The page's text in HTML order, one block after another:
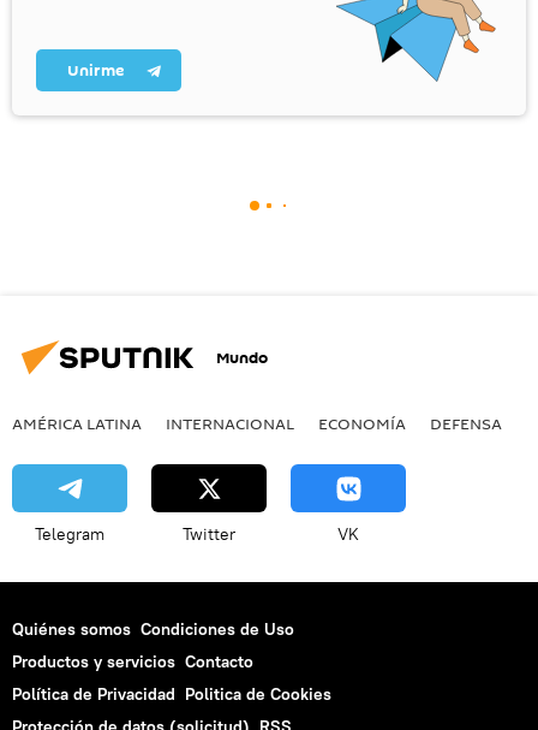
Unirme
Mundo
AMÉRICA LATINA INTERNACIONAL ECONOMÍA DEFENSA
Telegram Twitter VK
Quiénes somos Condiciones de Uso
Productos y servicios Contacto
Política de Privacidad Politica de Cookies